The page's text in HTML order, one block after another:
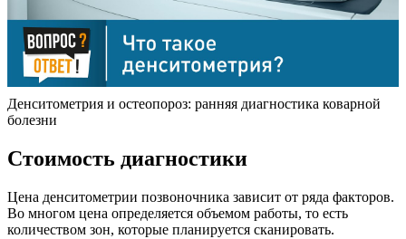
Денситометрия и остеопороз: ранняя диагностика коварной
болезни
Стоимость диагностики
Цена денситометрии позвоночника зависит от ряда факторов.
Во многом цена определяется объемом работы, то есть
количеством зон, которые планируется сканировать.